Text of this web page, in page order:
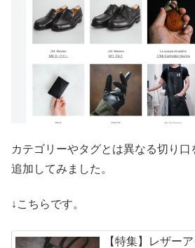
カテゴリーやタグとは異なる切り口
追加してみました。
↓こちらです。
【特集】レザー